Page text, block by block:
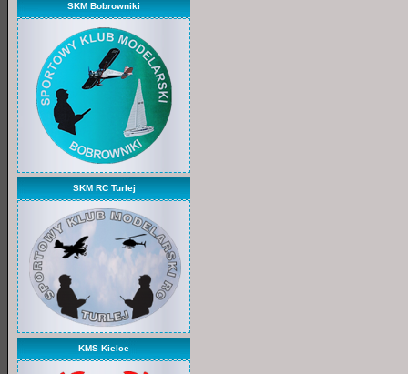
SKM Bobrowniki
SKM RC Turlej
KMS Kielce